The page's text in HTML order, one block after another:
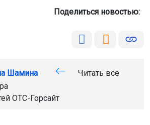
Поделиться новостью:
Шамина
Читать все
ОТС-Горсайт